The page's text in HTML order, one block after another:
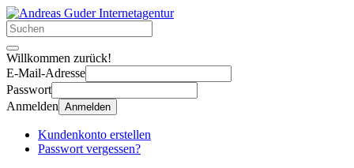
Willkommen zurück!
E-Mail-Adresse
Passwort
Anmelden Anmelden
Kundenkonto erstellen
Passwort vergessen?